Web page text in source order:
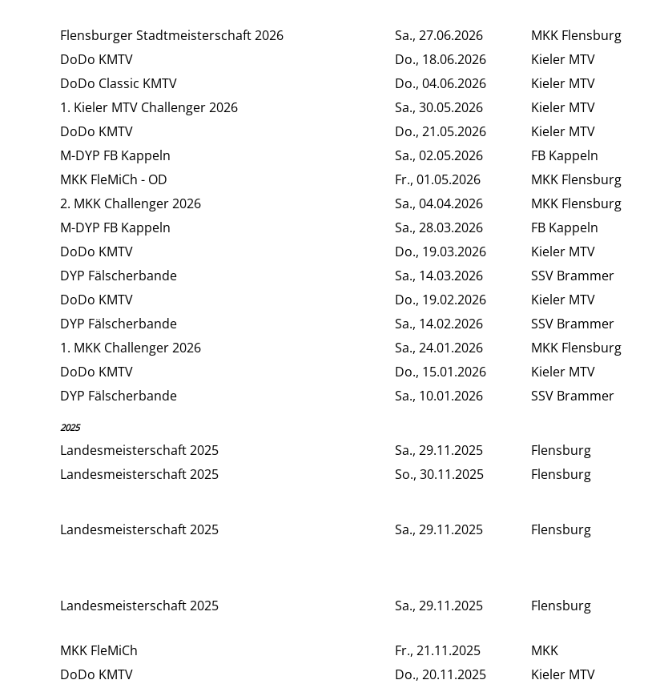
Flensburger Stadtmeisterschaft 2026 Sa., 27.06.2026 MKK Flensburg
DoDo KMTV
Do., 18.06.2026 Kieler MTV
DoDo Classic KMTV
Do., 04.06.2026 Kieler MTV
1. Kieler MTV Challenger 2026
Sa., 30.05.2026 Kieler MTV
DoDo KMTV
Do., 21.05.2026 Kieler MTV
M-DYP FB Kappeln
Sa., 02.05.2026 FB Kappeln
MKK FleMiCh - OD
Fr., 01.05.2026 MKK Flensburg
2. MKK Challenger 2026
Sa., 04.04.2026 MKK Flensburg
M-DYP FB Kappeln
Sa., 28.03.2026 FB Kappeln
DoDo KMTV
Do., 19.03.2026 Kieler MTV
DYP Fälscherbande
Sa., 14.03.2026 SSV Brammer
DoDo KMTV
Do., 19.02.2026 Kieler MTV
DYP Fälscherbande
Sa., 14.02.2026 SSV Brammer
1. MKK Challenger 2026
Sa., 24.01.2026 MKK Flensburg
DoDo KMTV
Do., 15.01.2026 Kieler MTV
DYP Fälscherbande
Sa., 10.01.2026 SSV Brammer
2025
Landesmeisterschaft 2025 Sa., 29.11.2025 Flensburg
Landesmeisterschaft 2025
So., 30.11.2025 Flensburg
Landesmeisterschaft 2025 Sa., 29.11.2025 Flensburg
Landesmeisterschaft 2025 Sa., 29.11.2025 Flensburg
MKK FleMiCh Fr., 21.11.2025 MKK
DoDo KMTV
Do., 20.11.2025 Kieler MTV